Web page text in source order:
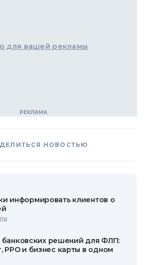
для вашей рекламы
НОВОСТЬЮ
информировать клиентов о
118
решений для ФЛП:
РРО и бизнес карты в одном